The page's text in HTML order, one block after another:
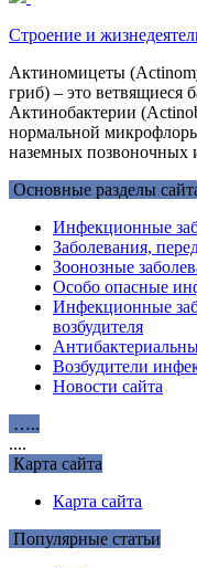
Строение и
Актиномицеты
гриб) – это ветвящиеся
Актинобактерии
нормальной
наземных позвоночных
Основные разделы
Инфекционные
Заболевания,
Зоонозные
Особо опасные
Инфекционные
возбудителя
Возбудители
Новости сайта
…..
....
Карта сайта
Карта сайта
Популярные статьи